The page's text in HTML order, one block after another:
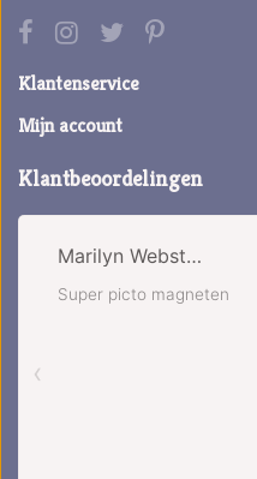
Klantenservice
Mijn account
Klantbeoordelingen